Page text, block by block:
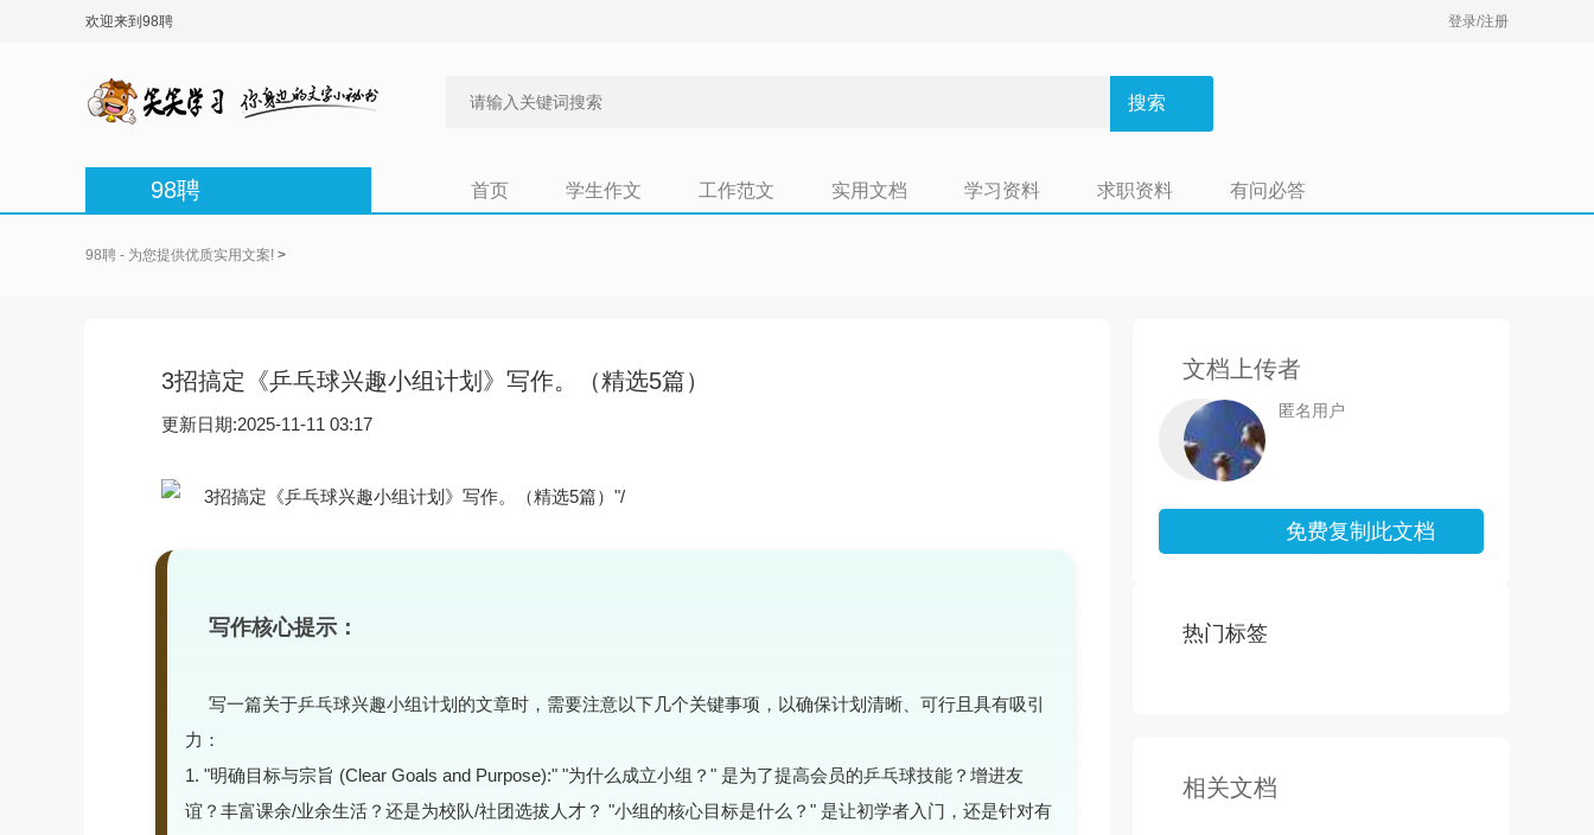
欢迎来到98聘 登录/注册
搜索
98聘 首页 学生作文 工作范文 实用文档 学习资料 求职资料 有问必答
98聘 - 为您提供优质实用文案! >
3招搞定《乒乓球兴趣小组计划》写作。（精选5篇）
更新日期:2025-11-11 03:17
写作核心提示：
写一篇关于乒乓球兴趣小组计划的文章时，需要注意以下几个关键事项，以确保计划清晰、可行且具有吸引
力：
1. "明确目标与宗旨 (Clear Goals and Purpose):" "为什么成立小组？" 是为了提高会员的乒乓球技能？增进友
谊？丰富课余/业余生活？还是为校队/社团选拔人才？ "小组的核心目标是什么？" 是让初学者入门，还是针对有
文档上传者
匿名用户
免费复制此文档
热门标签
相关文档